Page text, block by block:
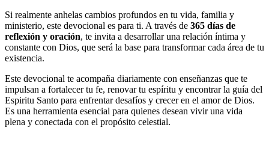
Si realmente anhelas cambios profundos en tu vida, familia y
ministerio, este devocional es para ti. A través de 365 días de
reflexión y oración, te invita a desarrollar una relación íntima y
constante con Dios, que será la base para transformar cada área de tu
existencia.
Este devocional te acompaña diariamente con enseñanzas que te
impulsan a fortalecer tu fe, renovar tu espíritu y encontrar la guía del
Espiritu Santo para enfrentar desafíos y crecer en el amor de Dios.
Es una herramienta esencial para quienes desean vivir una vida
plena y conectada con el propósito celestial.